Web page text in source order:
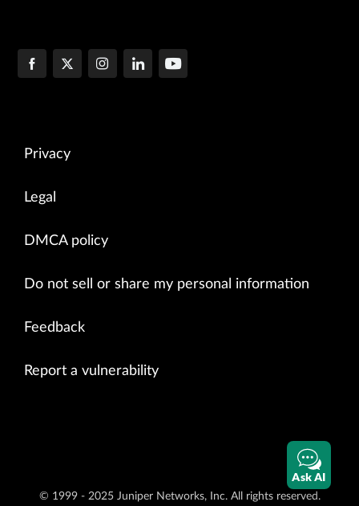
Privacy
Legal
DMCA policy
Do not sell or share my personal information
Feedback
Report a vulnerability
© 1999 - 2025 Juniper Networks, Inc. All rights reserved.
Ask AI